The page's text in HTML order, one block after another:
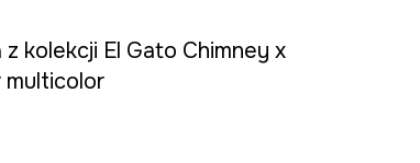
z kolekcji El Gato Chimney x
multicolor